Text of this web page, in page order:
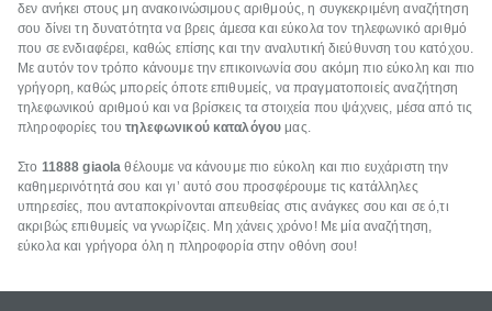
δεν ανήκει στους μη ανακοινώσιμους αριθμούς, η συγκεκριμένη αναζήτηση
σου δίνει τη δυνατότητα να βρεις άμεσα και εύκολα τον τηλεφωνικό αριθμό
που σε ενδιαφέρει, καθώς επίσης και την αναλυτική διεύθυνση του κατόχου.
Με αυτόν τον τρόπο κάνουμε την επικοινωνία σου ακόμη πιο εύκολη και πιο
γρήγορη, καθώς μπορείς όποτε επιθυμείς, να πραγματοποιείς αναζήτηση
τηλεφωνικού αριθμού και να βρίσκεις τα στοιχεία που ψάχνεις, μέσα από τις
πληροφορίες τουτηλεφωνικού καταλόγου μας.
Στο 11888 giaola θέλουμε να κάνουμε πιο εύκολη και πιο ευχάριστη την
καθημερινότητά σου και γι’ αυτό σου προσφέρουμε τις κατάλληλες
υπηρεσίες, που ανταποκρίνονται απευθείας στις ανάγκες σου και σε ό,τι
ακριβώς επιθυμείς να γνωρίζεις. Μη χάνεις χρόνο! Με μία αναζήτηση,
εύκολα και γρήγορα όλη η πληροφορία στην οθόνη σου!